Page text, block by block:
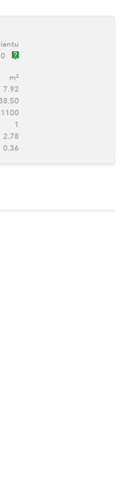
m²
7.92
1100
1
2.78
0.36